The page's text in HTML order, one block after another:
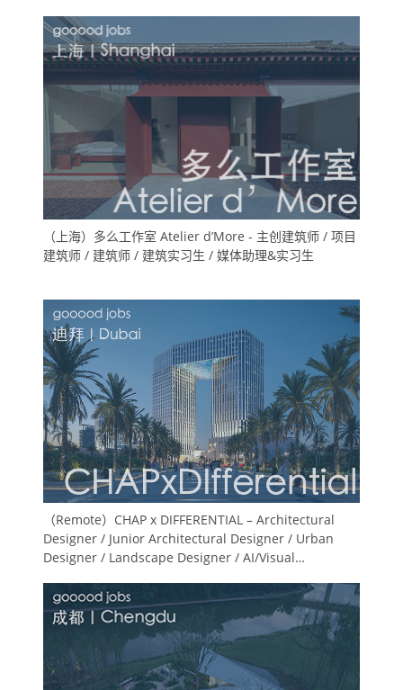
（施工图深化设计师）/ 软装方案设计师 / 物料专员（地
产工装设计方向）
（上海）多么工作室 Atelier d’More - 主创建筑师 / 项目
建筑师 / 建筑师 / 建筑实习生 / 媒体助理&实习生
（Remote）CHAP x DIFFERENTIAL – Architectural
Designer / Junior Architectural Designer / Urban
Designer / Landscape Designer / AI/Visual
Computational Design Architect